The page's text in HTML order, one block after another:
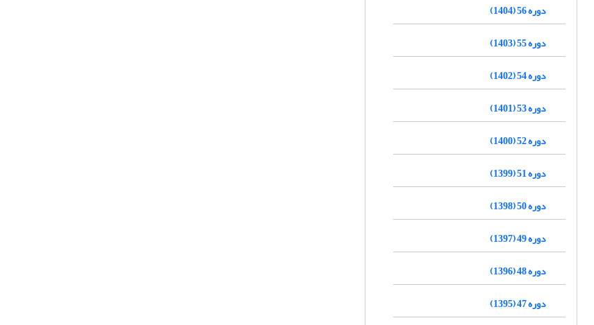
دوره 56 (1404)
دوره 55 (1403)
دوره 54 (1402)
دوره 53 (1401)
دوره 52 (1400)
دوره 51 (1399)
دوره 50 (1398)
دوره 49 (1397)
دوره 48 (1396)
دوره 47 (1395)